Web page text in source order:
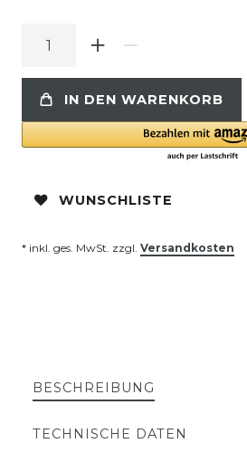
IN DEN WARENKORB
WUNSCHLISTE
* inkl. ges. MwSt. zzgl. Versandkosten
BESCHREIBUNG
TECHNISCHE DATEN